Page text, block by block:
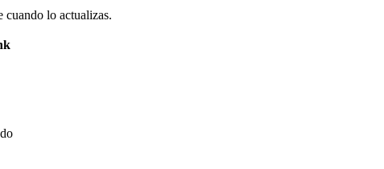
cuando lo actualizas.